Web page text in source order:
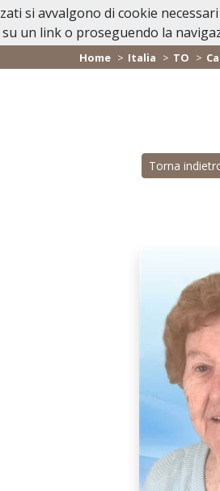
Home
Home Italia TO
Torna
si avvalgono di cookie
un link o proseguendo la